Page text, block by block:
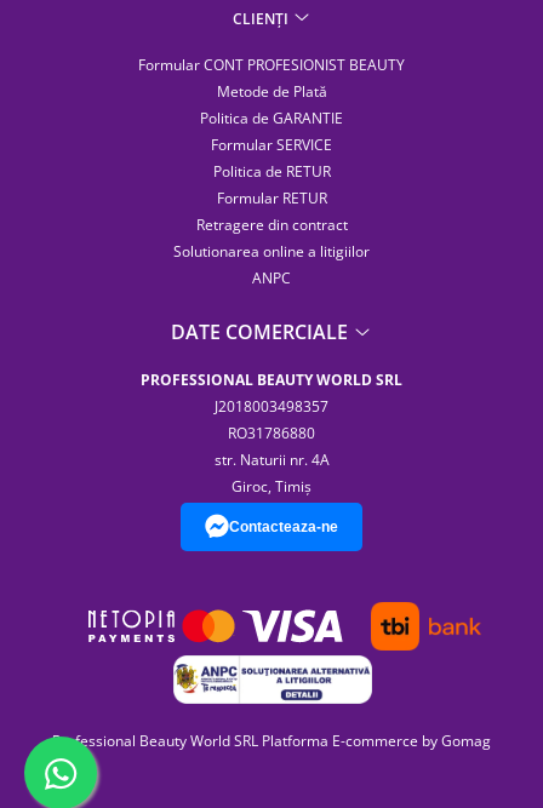
CLIENȚI
Formular CONT PROFESIONIST BEAUTY
Metode de Plată
Politica de GARANTIE
Formular SERVICE
Politica de RETUR
Formular RETUR
Retragere din contract
Solutionarea online a litigiilor
ANPC
DATE COMERCIALE
PROFESSIONAL BEAUTY WORLD SRL
J2018003498357
RO31786880
str. Naturii nr. 4A
Giroc, Timiș
Contacteaza-ne
Professional Beauty World SRL Platforma E-commerce by Gomag